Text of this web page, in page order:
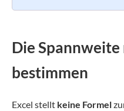
Die Spannweite
bestimmen
Excel stellt keine Formel